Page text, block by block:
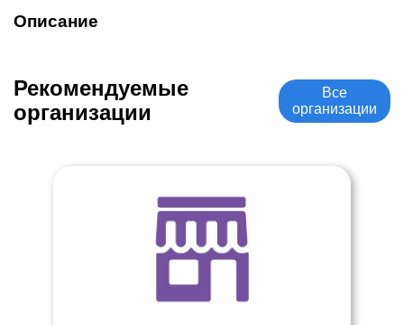
Описание
Рекомендуемые
организации
Все
организации